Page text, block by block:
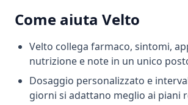
Come aiuta Velto
Velto collega farmaco, sintomi,
nutrizione e note in un unico
Dosaggio personalizzato e
giorni si adattano meglio ai piani